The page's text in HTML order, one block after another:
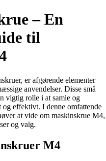
– En
til
er afgørende elementer
anvendelser. Disse små
vigtig rolle i at samle og
og effektivt. I denne omfattende
at vide om maskinskrue M4,
og valg.
M4